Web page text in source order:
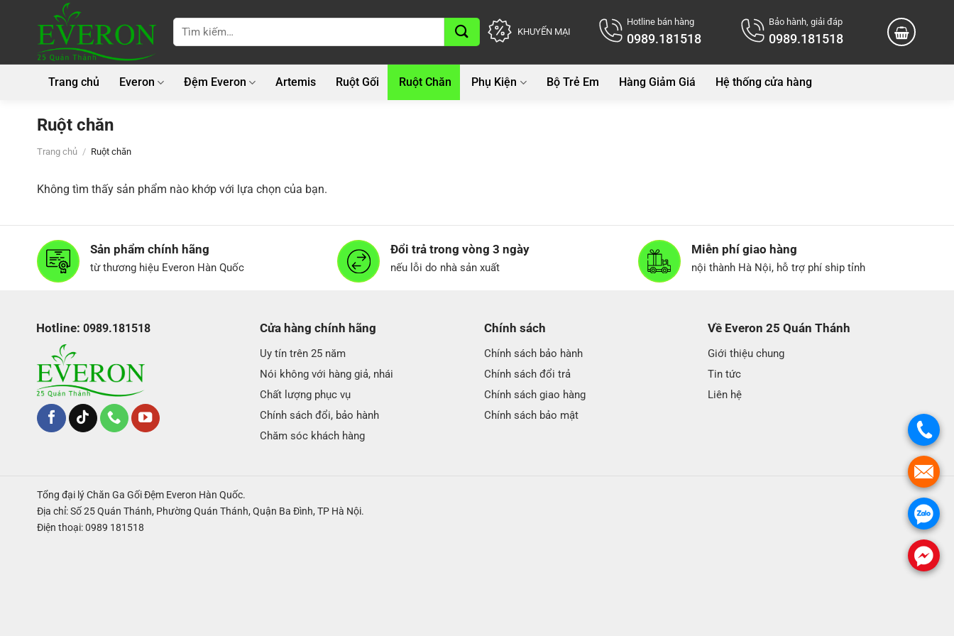
dung
Tìm
kiếm:
KHUYẾN MẠI
Hotline bán hàng
0989.181518
Bảo hành, giải đáp
0989.181518
Trang chủ Everon Đệm Everon Artemis Ruột Gối Ruột Chăn Phụ Kiện Bộ Trẻ Em Hàng Giảm Giá Hệ thống cửa hàng
Ruột chăn
Trang chủ / Ruột chăn
Không tìm thấy sản phẩm nào khớp với lựa chọn của bạn.
Sản phẩm chính hãng
từ thương hiệu Everon Hàn Quốc
Đổi trả trong vòng 3 ngày
nếu lỗi do nhà sản xuất
Miễn phí giao hàng
nội thành Hà Nội, hỗ trợ phí ship tỉnh
Hotline: 0989.181518 Cửa hàng chính hãng
Uy tín trên 25 năm
Nói không với hàng giả, nhái
Chất lượng phục vụ
Chính sách đổi, bảo hành
Chăm sóc khách hàng
Chính sách
Chính sách bảo hành
Chính sách đổi trả
Chính sách giao hàng
Chính sách bảo mật
Về Everon 25 Quán Thánh
Giới thiệu chung
Tin tức
Liên hệ
Tổng đại lý Chăn Ga Gối Đệm Everon Hàn Quốc.
Địa chỉ: Số 25 Quán Thánh, Phường Quán Thánh, Quận Ba Đình, TP Hà Nội.
Điện thoại: 0989 181518
.
.
.
.